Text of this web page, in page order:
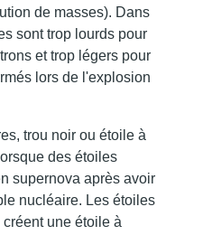
de masses). Dans
sont trop lourds pour
et trop légers pour
lors de l'explosion
trou noir ou étoile à
des étoiles
supernova après avoir
nucléaire. Les étoiles
une étoile à